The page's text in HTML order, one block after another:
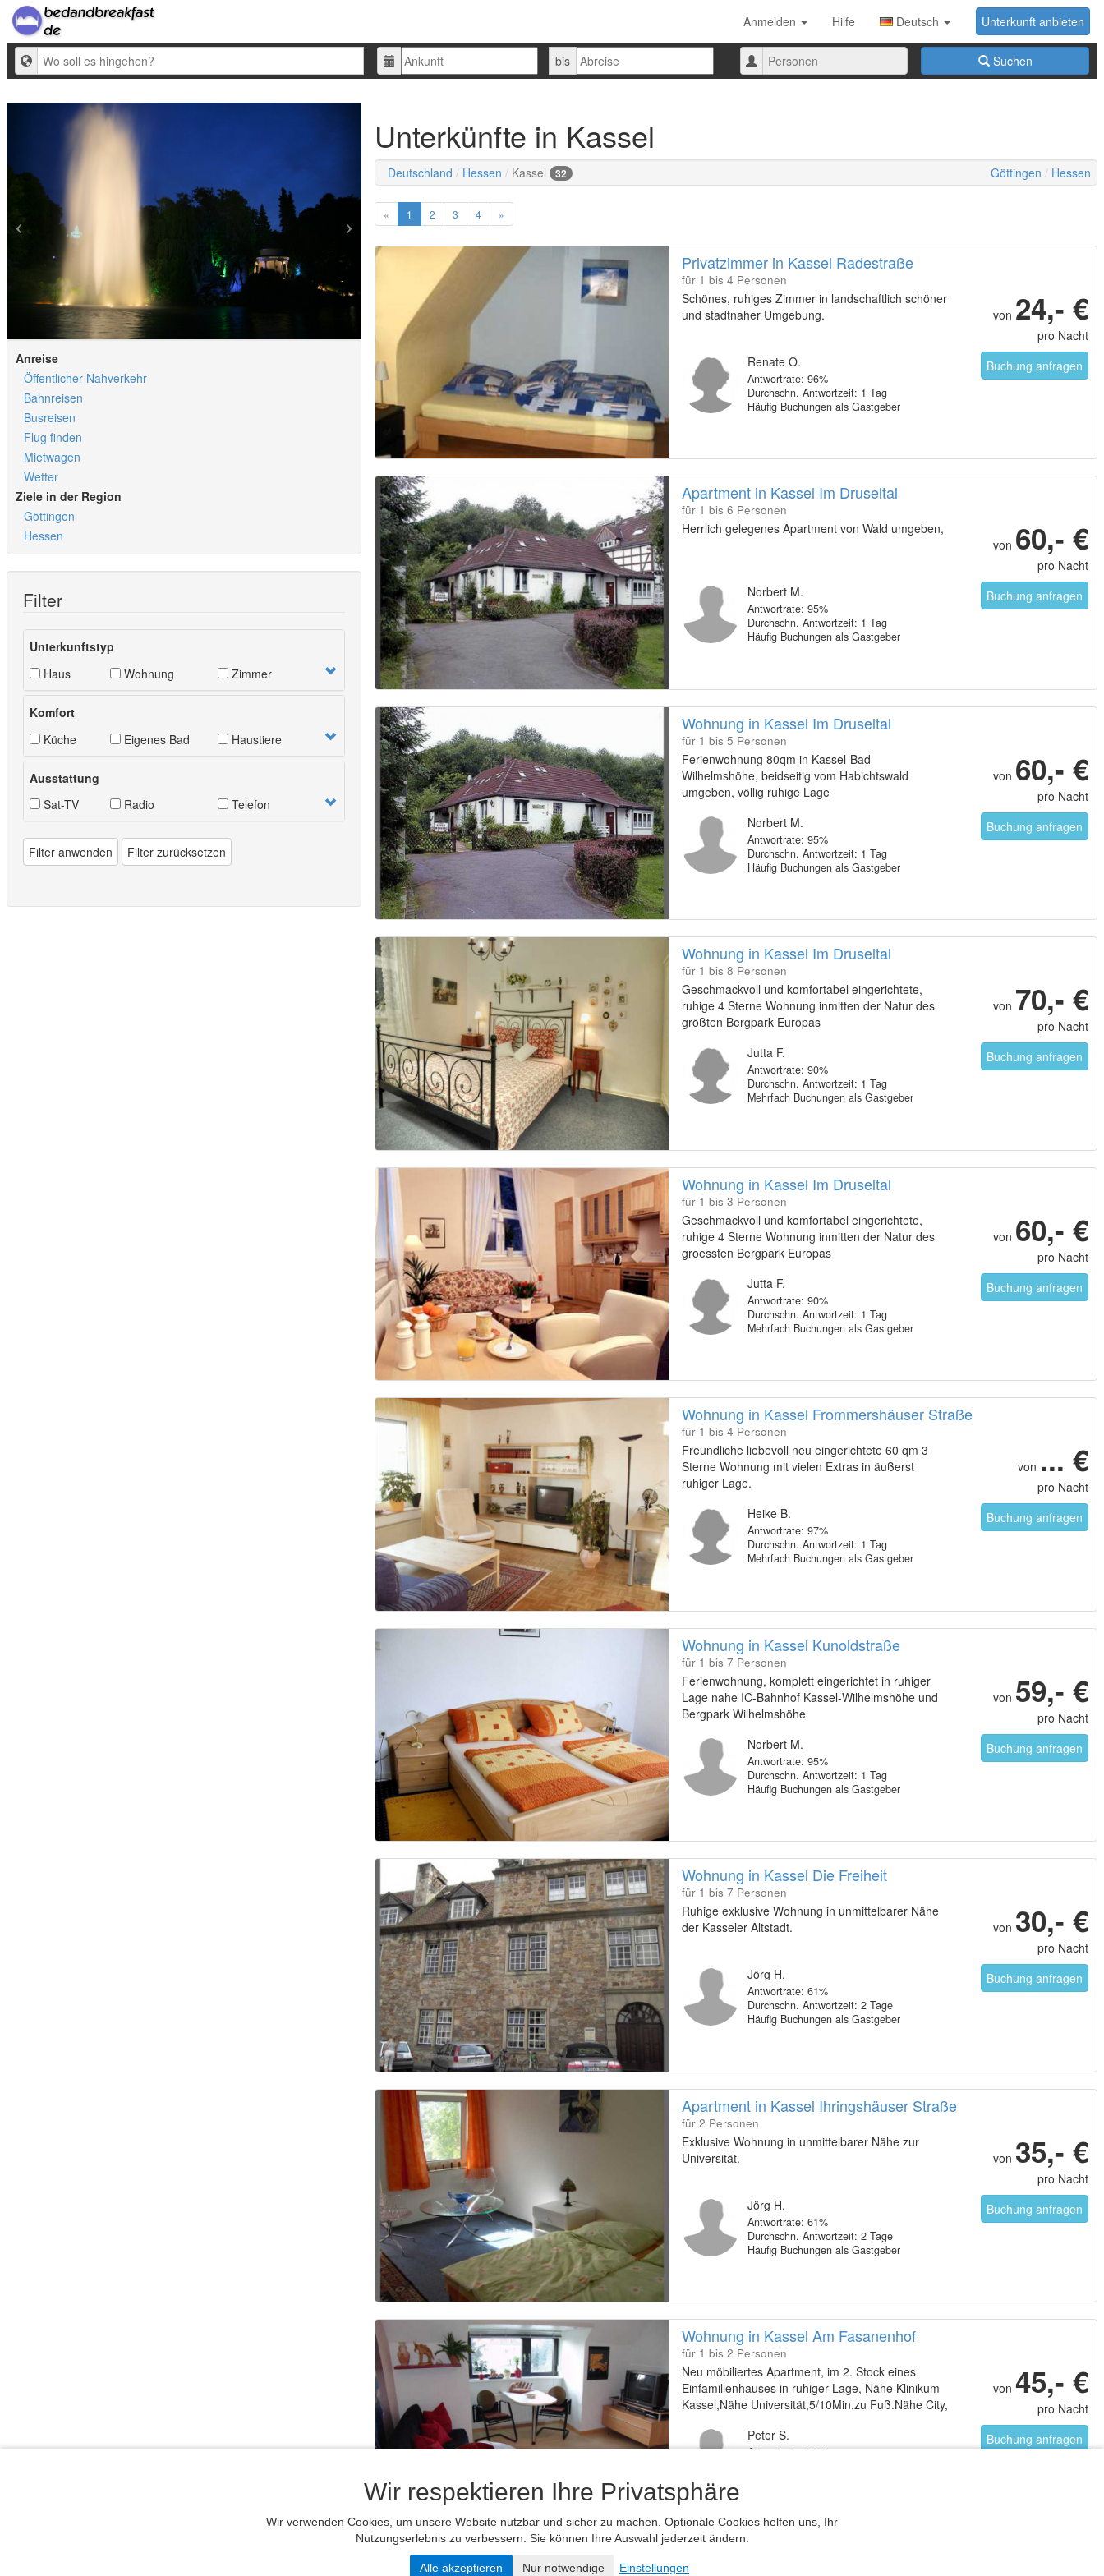
Wir respektieren Ihre Privatsphäre
Wir verwenden Cookies, um unsere Website nutzbar und sicher zu machen. Optionale Cookies helfen uns, Ihr
Nutzungserlebnis zu verbessern. Sie können Ihre Auswahl jederzeit ändern.
Alle akzeptieren Nur notwendige Einstellungen
Unterkunft anbieten
Anmelden Hilfe
Deutsch
Ziel
Ankunft Abreise
bis
Anzahl
der
Suchen
Anreise
Öffentlicher Nahverkehr
Bahnreisen
Busreisen
Flug finden
Mietwagen
Wetter
Ziele in der Region
Göttingen
Hessen
Filter
Unterkunftstyp
Haus
Wohnung Zimmer
Komfort
Küche
Eigenes Bad Haustiere
Ausstattung
Sat-TV
Radio Telefon
Filter anwenden Filter zurücksetzen
Unterkünfte in Kassel
Deutschland Hessen Kassel 32 Göttingen Hessen
« 1 2 3 4 »
Privatzimmer in Kassel Radestraße
für 1 bis 4 Personen
Schönes, ruhiges Zimmer in landschaftlich schöner
und stadtnaher Umgebung.
Renate O.
Antwortrate: 96%
Durchschn. Antwortzeit: 1 Tag
Häufig Buchungen als Gastgeber
von 24,- €
pro Nacht
Buchung anfragen
Apartment in Kassel Im Druseltal
für 1 bis 6 Personen
Herrlich gelegenes Apartment von Wald umgeben,
Norbert M.
Antwortrate: 95%
Durchschn. Antwortzeit: 1 Tag
Häufig Buchungen als Gastgeber
von 60,- €
pro Nacht
Buchung anfragen
Wohnung in Kassel Im Druseltal
für 1 bis 5 Personen
Ferienwohnung 80qm in Kassel-Bad-
Wilhelmshöhe, beidseitig vom Habichtswald
umgeben, völlig ruhige Lage
Norbert M.
Antwortrate: 95%
Durchschn. Antwortzeit: 1 Tag
Häufig Buchungen als Gastgeber
von 60,- €
pro Nacht
Buchung anfragen
Wohnung in Kassel Im Druseltal
für 1 bis 8 Personen
Geschmackvoll und komfortabel eingerichtete,
ruhige 4 Sterne Wohnung inmitten der Natur des
größten Bergpark Europas
Jutta F.
Antwortrate: 90%
Durchschn. Antwortzeit: 1 Tag
Mehrfach Buchungen als Gastgeber
von 70,- €
pro Nacht
Buchung anfragen
Wohnung in Kassel Im Druseltal
für 1 bis 3 Personen
Geschmackvoll und komfortabel eingerichtete,
ruhige 4 Sterne Wohnung inmitten der Natur des
groessten Bergpark Europas
Jutta F.
Antwortrate: 90%
Durchschn. Antwortzeit: 1 Tag
Mehrfach Buchungen als Gastgeber
von 60,- €
pro Nacht
Buchung anfragen
Wohnung in Kassel Frommershäuser Straße
für 1 bis 4 Personen
Freundliche liebevoll neu eingerichtete 60 qm 3
Sterne Wohnung mit vielen Extras in äußerst
ruhiger Lage.
Heike B.
Antwortrate: 97%
Durchschn. Antwortzeit: 1 Tag
Mehrfach Buchungen als Gastgeber
von ... €
pro Nacht
Buchung anfragen
Wohnung in Kassel Kunoldstraße
für 1 bis 7 Personen
Ferienwohnung, komplett eingerichtet in ruhiger
Lage nahe IC-Bahnhof Kassel-Wilhelmshöhe und
Bergpark Wilhelmshöhe
Norbert M.
Antwortrate: 95%
Durchschn. Antwortzeit: 1 Tag
Häufig Buchungen als Gastgeber
von 59,- €
pro Nacht
Buchung anfragen
Wohnung in Kassel Die Freiheit
für 1 bis 7 Personen
Ruhige exklusive Wohnung in unmittelbarer Nähe
der Kasseler Altstadt.
Jörg H.
Antwortrate: 61%
Durchschn. Antwortzeit: 2 Tage
Häufig Buchungen als Gastgeber
von 30,- €
pro Nacht
Buchung anfragen
Apartment in Kassel Ihringshäuser Straße
für 2 Personen
Exklusive Wohnung in unmittelbarer Nähe zur
Universität.
Jörg H.
Antwortrate: 61%
Durchschn. Antwortzeit: 2 Tage
Häufig Buchungen als Gastgeber
von 35,- €
pro Nacht
Buchung anfragen
Wohnung in Kassel Am Fasanenhof
für 1 bis 2 Personen
Neu möbiliertes Apartment, im 2. Stock eines
Einfamilienhauses in ruhiger Lage, Nähe Klinikum
Kassel,Nähe Universität,5/10Min.zu Fuß.Nähe City,
Peter S.
Antwortrate: 76%
von 45,- €
pro Nacht
Buchung anfragen
2 4